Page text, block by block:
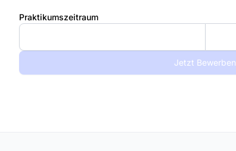
Praktikumszeitraum
Jetzt Bewerben